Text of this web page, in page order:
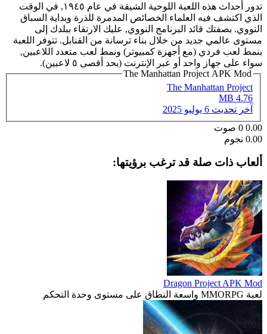
تدور أحداث هذه اللعبة اللوحية الشيقة في عام ١٩٤٥, في الوقت
الذي اكتشف فيه العلماء الخصائص المدمرة للذرة وبداية السباق
النووي. بصفتك قائد البرنامج النووي, عليك الارتقاء ببلدك إلى
مستوى عالمي جديد من خلال بناء ترسانة من القنابل. تتوفر اللعبة
بنمط لعب فردي (مع أجهزة كمبيوتر) ونمط لعب متعدد اللاعبين,
سواء على جهاز واحد أو عبر الإنترنت (بحد أقصى ٥ لاعبين).
The Manhattan Project APK Mod
The Manhattan Project
4.76 MB
آخر تحديث 6 يوليو 2025
0.00
0 صوت
0.00 نجوم
ألعاب ذات صلة قد ترغب برؤيتها:
Dragon Project APK Mod
لعبة MMORPG واسعة النطاق على مستوى وحدة التحكم